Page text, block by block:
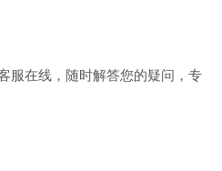
服在线，随时解答您的疑问，专